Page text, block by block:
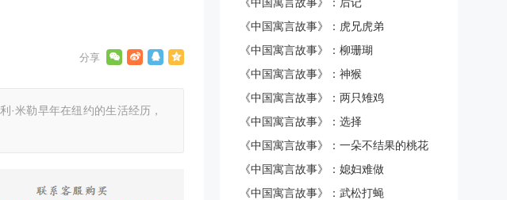
·米勒早年在纽约的生活经历，
《中国寓言故事》：虎兄虎弟
《中国寓言故事》：柳珊瑚
《中国寓言故事》：神猴
《中国寓言故事》：两只雉鸡
《中国寓言故事》：选择
《中国寓言故事》：一朵不结果的桃花
《中国寓言故事》：媳妇难做
《中国寓言故事》：武松打蝇